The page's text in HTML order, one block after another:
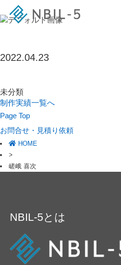
2022.04.23
未分類
制作実績一覧へ
Page Top
お問合せ・見積り依頼
HOME
>
嵯峨 喜次
NBIL-5とは